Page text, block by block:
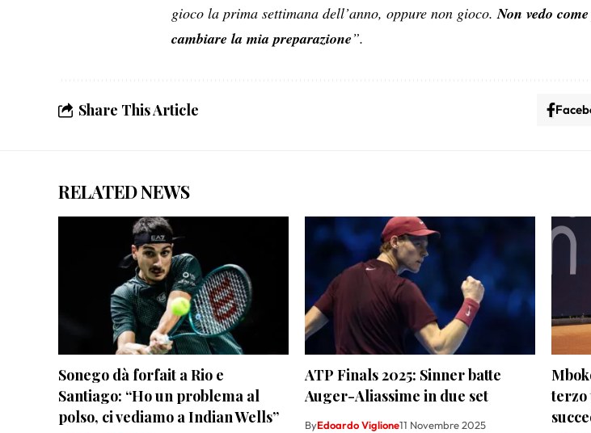
gioco la prima settimana dell’anno, oppure non gioco.Non vedo
cambiare la mia preparazione”.
Share This Article
RELATED NEWS
Sonego dà forfait a Rio e
Santiago: “Ho un problema al
polso, ci vediamo a Indian Wells”
ATP Finals 2025: Sinner batte
Auger-Aliassime in due set
ByEdoardo Viglione11 Novembre 2025
terzo